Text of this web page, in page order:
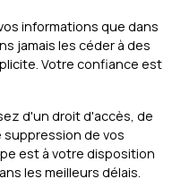
informations que dans
jamais les céder à des
Votre confiance est
d'un droit d'accès, de
de vos
est à votre disposition
les meilleurs délais.